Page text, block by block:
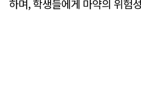
하며, 학생들에게 마약의 위험